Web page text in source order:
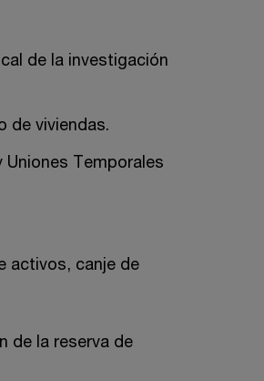
de la investigación
de viviendas.
Temporales
activos, canje de
de la reserva de